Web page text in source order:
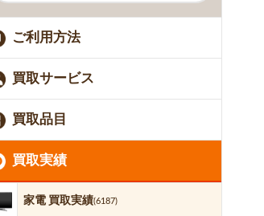
ご利用方法
買取サービス
買取品目
買取実績
家電 買取実績(6187)